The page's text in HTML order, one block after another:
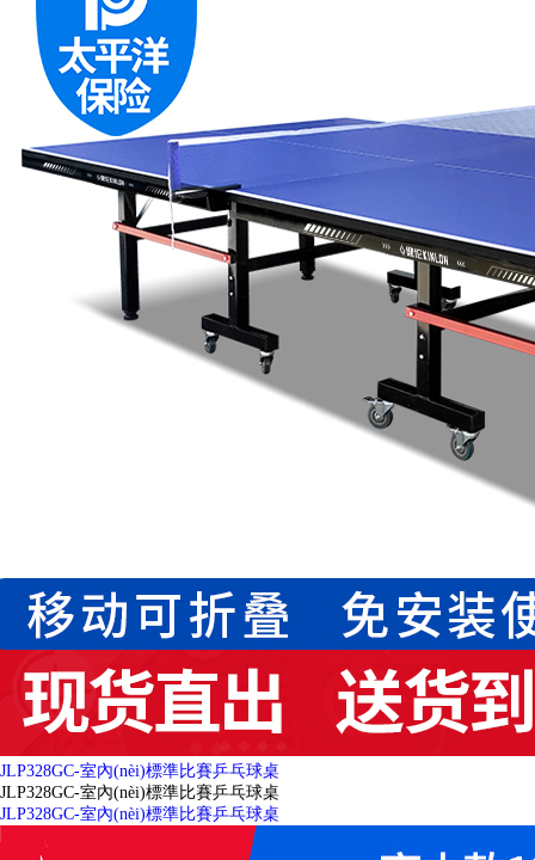
JLP328GC-室內(nèi)標準比賽乒乓球桌
JLP328GC-室內(nèi)標準比賽乒乓球桌
JLP328GC-室內(nèi)標準比賽乒乓球桌